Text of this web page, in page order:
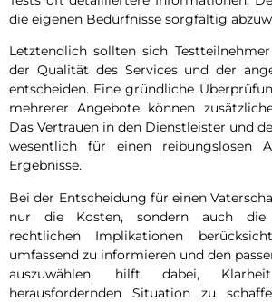
die eigenen Bedürfnisse sorgfältig
Letztendlich sollten sich
der Qualität des Services und der
entscheiden. Eine gründliche
mehrerer Angebote können
Das Vertrauen in den Dienstleister und
wesentlich für einen reibungslosen
Ergebnisse.
Bei der Entscheidung für einen
nur die Kosten, sondern auch die
rechtlichen Implikationen
umfassend zu informieren und den
auszuwählen, hilft dabei,
herausfordernden Situation zu